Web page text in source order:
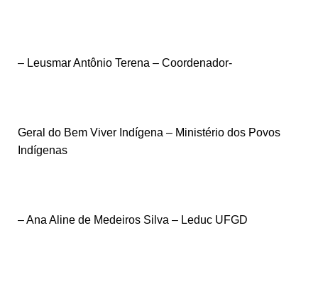
– Leusmar Antônio Terena – Coordenador-
Geral do Bem Viver Indígena – Ministério dos Povos
Indígenas
– Ana Aline de Medeiros Silva – Leduc UFGD